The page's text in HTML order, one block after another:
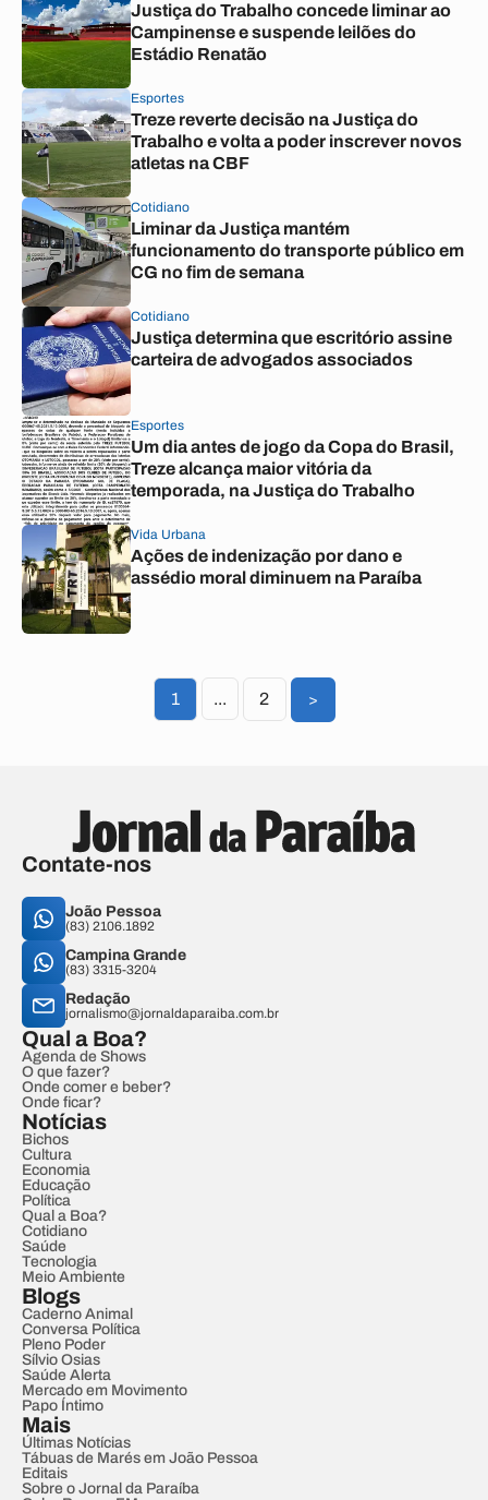
Justiça do Trabalho concede liminar ao
Campinense e suspende leilões do
Estádio Renatão
Esportes
Treze reverte decisão na Justiça do
Trabalho e volta a poder inscrever novos
atletas na CBF
Cotidiano
Liminar da Justiça mantém
funcionamento do transporte público em
CG no fim de semana
Cotidiano
Justiça determina que escritório assine
carteira de advogados associados
Esportes
Um dia antes de jogo da Copa do Brasil,
Treze alcança maior vitória da
temporada, na Justiça do Trabalho
Vida Urbana
Ações de indenização por dano e
assédio moral diminuem na Paraíba
1 ... 2 >
Contate-nos
João Pessoa
(83) 2106.1892
Campina Grande
(83) 3315-3204
Redação
jornalismo@jornaldaparaiba.com.br
Qual a Boa?
Agenda de Shows
O que fazer?
Onde comer e beber?
Onde ficar?
Notícias
Bichos
Cultura
Economia
Educação
Política
Qual a Boa?
Cotidiano
Saúde
Tecnologia
Meio Ambiente
Blogs
Caderno Animal
Conversa Política
Pleno Poder
Sílvio Osias
Saúde Alerta
Mercado em Movimento
Papo Íntimo
Mais
Últimas Notícias
Tábuas de Marés em João Pessoa
Editais
Sobre o Jornal da Paraíba